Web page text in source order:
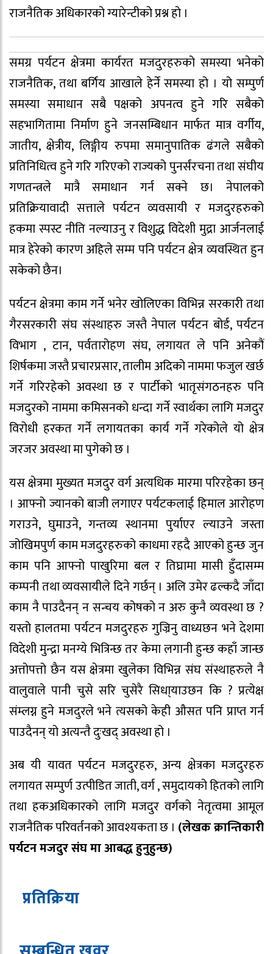
राजनैतिक अधिकारको ग्यारेन्टीको प्रश्न हो ।
समग्र पर्यटन क्षेत्रमा कार्यरत मजदुरहरुको समस्या भनेको
राजनैतिक, तथा बर्गिय आखाले हेर्ने समस्या हो । यो सम्पुर्ण
समस्या समाधान सबै पक्षको अपनत्व हुने गरि सबैको
सहभागितामा निर्माण हुने जनसम्बिधान मार्फत मात्र वर्गीय,
जातीय, क्षेत्रीय, लिङ्गीय रुपमा समानुपातिक ढंगले सबैको
प्रतिनिधित्व हुने गरि गरिएको राज्यको पुनर्संरचना तथा संघीय
गणतन्त्रले मात्रै समाधान गर्न सक्ने छ। नेपालको
प्रतिक्रियावादी सत्ताले पर्यटन व्यवसायी र मजदुरहरुको
हकमा स्पस्ट नीति नल्याउनु र विशुद्ध विदेशी मुद्रा आर्जनलाई
मात्र हेरेको कारण अहिले सम्म पनि पर्यटन क्षेत्र व्यवस्थित हुन
सकेको छैन।
पर्यटन क्षेत्रमा काम गर्ने भनेर खोलिएका विभिन्न सरकारी तथा
गैरसरकारी संघ संस्थाहरु जस्तै नेपाल पर्यटन बोर्ड, पर्यटन
विभाग , टान, पर्वतारोहण संघ, लगायत ले पनि अनेकौं
शिर्षकमा जस्तै प्रचारप्रसार, तालीम अदिको नाममा फजुल खर्छ
गर्ने गरिरहेको अवस्था छ र पार्टीको भातृसंगठनहरु पनि
मजदुरको नाममा कमिसनको धन्दा गर्ने स्वार्थका लागि मजदुर
विरोधी हरकत गर्ने लगायतका कार्य गर्ने गरेकोले यो क्षेत्र
जरजर अवस्था मा पुगेको छ ।
यस क्षेत्रमा मुख्यत मजदुर वर्ग अत्यधिक मारमा परिरहेका छन्
। आफ्नो ज्यानको बाजी लगाएर पर्यटकलाई हिमाल आरोहण
गराउने, घुमाउने, गन्तव्य स्थानमा पुर्याएर ल्याउने जस्ता
जोखिमपुर्ण काम मजदुरहरुको काधमा रहदै आएको हुन्छ जुन
काम पनि आफ्नो पाखुरिमा बल र तिघ्रामा मासी हुँदासम्म
कम्पनी तथा व्यवसायीले दिने गर्छन् । अलि उमेर ढल्कदै जाँदा
काम नै पाउदैनन् न सन्चय कोषको न अरु कुनै व्यवस्था छ ?
यस्तो हालतमा पर्यटन मजदुरहरु गुज्रिनु वाध्यछन भने देशमा
विदेशी मुन्द्रा मनग्ये भित्रिन्छ तर केमा लगानी हुन्छ कहाँ जान्छ
अत्तोपत्तो छैन यस क्षेत्रमा खुलेका विभिन्न संघ संस्थाहरुले नै
वालुवाले पानी चुसे सरि चुसेरै सिधा्याउछन कि ? प्रत्येक्ष
संम्लग्न हुने मजदुरले भने त्यसको केही औसत पनि प्राप्त गर्न
पाउदैनन् यो अत्यन्तै दुःखद् अवस्था हो ।
अब यी यावत पर्यटन मजदुरहरु, अन्य क्षेत्रका मजदुरहरु
लगायत सम्पुर्ण उत्पीडित जाती, वर्ग , समुदायको हितको लागि
तथा हकअधिकारको लागि मजदुर वर्गको नेतृत्वमा आमूल
राजनैतिक परिवर्तनको आवश्यकता छ । (लेखक क्रान्तिकारी
पर्यटन मजदुर संघ मा आबद्ध हुनुहुन्छ)
प्रतिक्रिया